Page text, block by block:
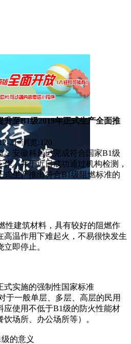
至B1级2019年正式生产全面推
21 浏览:120
，安徽科居已完成符合国家B1级
，并于近日成功通过机构检测，
式生产推出符合B1级阻燃标准的
性建筑材料，具有较好的阻燃作
高温作用下难起火，不易很快发生
即停止。
式实施的强制性国家标准
于一般单层、多层、高层的民用
应使用不低于B1级的防火性能材
场所、办公场所等）。
的意义